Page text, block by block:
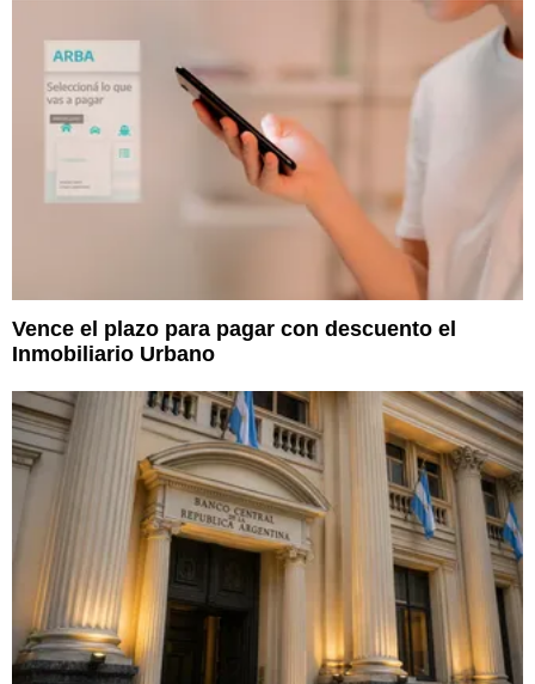
Vence el plazo para pagar con descuento el
Inmobiliario Urbano